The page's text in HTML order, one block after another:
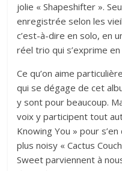
jolie « Shapeshifter ».
enregistrée selon les
c’est-à-dire en solo, en
réel trio qui s’exprime
Ce qu’on aime
qui se dégage de cet
y sont pour beaucoup.
voix y participent tout
Knowing You » pour
plus noisy « Cactus
Sweet parviennent à